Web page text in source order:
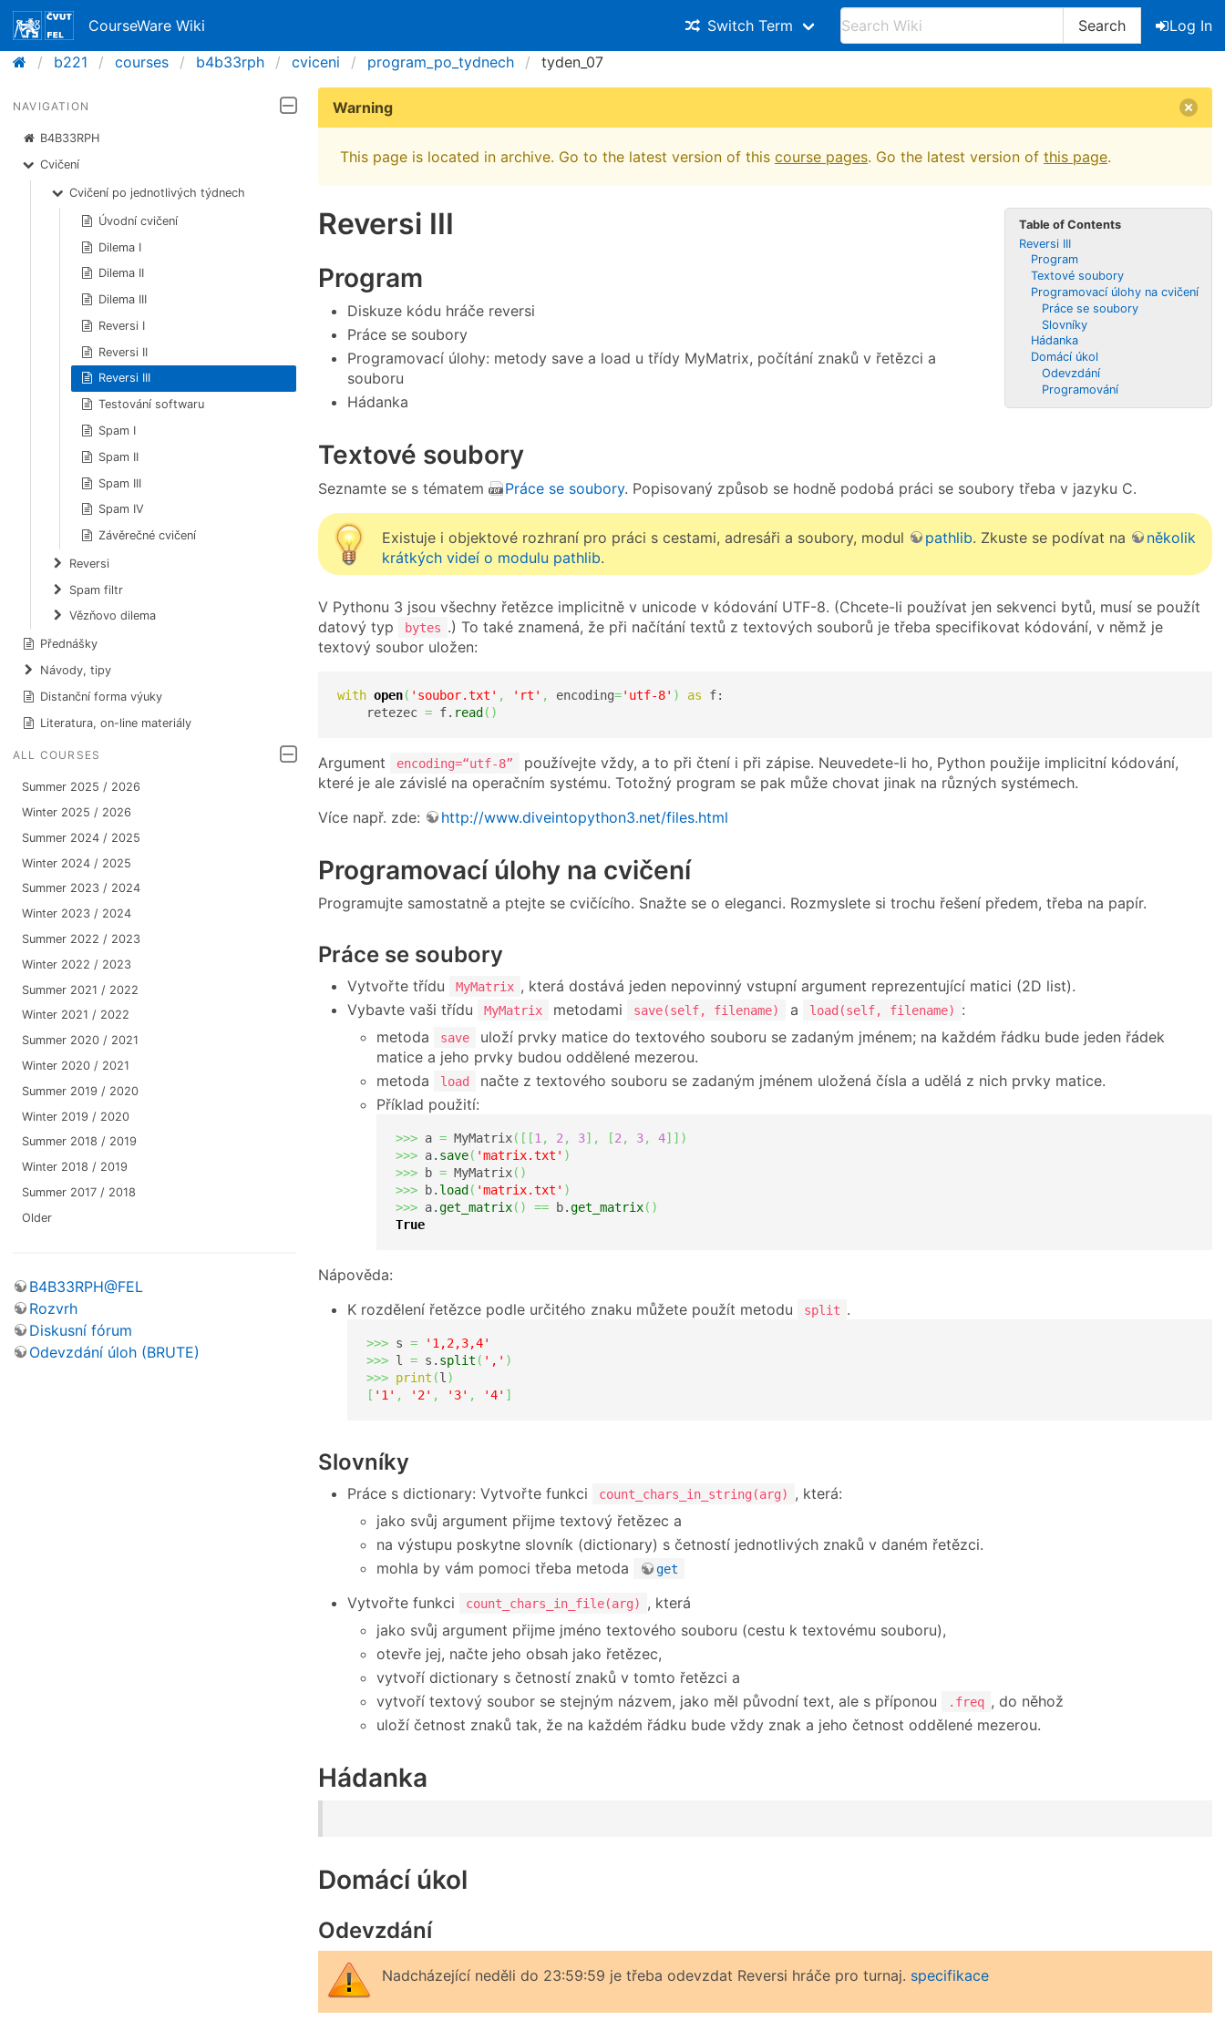
CourseWare Wiki Switch Term Search
Log In
b221
courses b4b33rph cviceni program_po_tydnech tyden_07
NAVIGATION
B4B33RPH
Cvičení
Cvičení po jednotlivých týdnech
Úvodní cvičení
Dilema I
Dilema II
Dilema III
Reversi I
Reversi II
Reversi III
Testování softwaru
Spam I
Spam II
Spam III
Spam IV
Závěrečné cvičení
Reversi
Spam filtr
Vězňovo dilema
Přednášky
Návody, tipy
Distanční forma výuky
Literatura, on-line materiály
ALL COURSES
Summer 2025 / 2026
Winter 2025 / 2026
Summer 2024 / 2025
Winter 2024 / 2025
Summer 2023 / 2024
Winter 2023 / 2024
Summer 2022 / 2023
Winter 2022 / 2023
Summer 2021 / 2022
Winter 2021 / 2022
Summer 2020 / 2021
Winter 2020 / 2021
Summer 2019 / 2020
Winter 2019 / 2020
Summer 2018 / 2019
Winter 2018 / 2019
Summer 2017 / 2018
Older
B4B33RPH@FEL
Rozvrh
Diskusní fórum
Odevzdání úloh (BRUTE)
Warning
This page is located in archive. Go to the latest version of this course pages. Go the latest version of this page.
Table of Contents
Reversi III
Program
Textové soubory
Programovací úlohy na cvičení
Práce se soubory
Slovníky
Hádanka
Domácí úkol
Odevzdání
Programování
Reversi III
Program
Diskuze kódu hráče reversi
Práce se soubory
Programovací úlohy: metody save a load u třídy MyMatrix, počítání znaků v řetězci a
souboru
Hádanka
Textové soubory
Seznamte se s tématem Práce se soubory. Popisovaný způsob se hodně podobá práci se soubory třeba v jazyku C.
Existuje i objektové rozhraní pro práci s cestami, adresáři a soubory, modul pathlib. Zkuste se podívat na
několik
krátkých videí o modulu pathlib.
V Pythonu 3 jsou všechny řetězce implicitně v unicode v kódování UTF-8. (Chcete-li používat jen sekvenci bytů, musí se použít
datový typ
bytes .) To také znamená, že při načítání textů z textových souborů je třeba specifikovat kódování, v němž je
textový soubor uložen:
with open( 'soubor.txt' , 'rt' , encoding='utf-8' ) as f:
    retezec
= f. read ( )
Argument encoding=“utf-8”
používejte vždy, a to při čtení i při zápise. Neuvedete-li ho, Python použije implicitní kódování,
které je ale závislé na operačním systému. Totožný program se pak může chovat jinak na různých systémech.
Více např. zde:
http://www.diveintopython3.net/files.html
Programovací úlohy na cvičení
Programujte samostatně a ptejte se cvičícího. Snažte se o eleganci. Rozmyslete si trochu řešení předem, třeba na papír.
Práce se soubory
Vytvořte třídu MyMatrix , která dostává jeden nepovinný vstupní argument reprezentující matici (2D list).
Vybavte vaši třídu
MyMatrix metodami save(self, filename) a load(self, filename)
:
metoda
save
uloží prvky matice do textového souboru se zadaným jménem; na každém řádku bude jeden řádek
matice a jeho prvky budou oddělené mezerou.
metoda
load
načte z textového souboru se zadaným jménem uložená čísla a udělá z nich prvky matice.
Příklad použití:
>>> a = MyMatrix( [ [1, 2, 3] , [2, 3, 4] ] )
>>> a. save( 'matrix.txt' )
>>> b = MyMatrix( )
>>> b. load ( 'matrix.txt' )
>>> a.get_matrix( ) == b.get_matrix( )
True
Nápověda:
K rozdělení řetězce podle určitého znaku můžete použít metodu
split .
>>> s =
'1,2,3,4'
>>> l = s. split ( ',' )
>>> print (l)
[ '1' , '2' , '3' , '4' ]
Slovníky
Práce s dictionary: Vytvořte funkci count_chars_in_string(arg)
, která:
jako svůj argument přijme textový řetězec a
na výstupu poskytne slovník (dictionary) s četností jednotlivých znaků v daném řetězci.
mohla by vám pomoci třeba metoda
get
Vytvořte funkci count_chars_in_file(arg)
, která
jako svůj argument přijme jméno textového souboru (cestu k textovému souboru),
otevře jej, načte jeho obsah jako řetězec,
vytvoří dictionary s četností znaků v tomto řetězci a
vytvoří textový soubor se stejným názvem, jako měl původní text, ale s příponou
.freq , do něhož
uloží četnost znaků tak, že na každém řádku bude vždy znak a jeho četnost oddělené mezerou.
Hádanka
Domácí úkol
Odevzdání
Nadcházející neděli do 23:59:59 je třeba odevzdat Reversi hráče pro turnaj. specifikace